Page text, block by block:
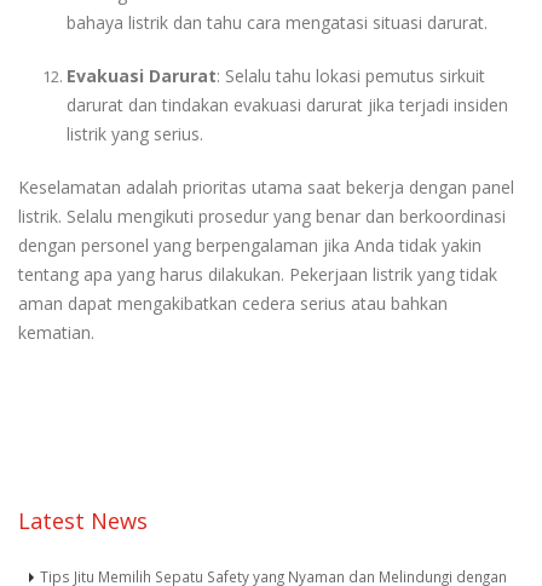
bahaya listrik dan tahu cara mengatasi situasi darurat.
Evakuasi Darurat: Selalu tahu lokasi pemutus sirkuit
darurat dan tindakan evakuasi darurat jika terjadi insiden
listrik yang serius.
Keselamatan adalah prioritas utama saat bekerja dengan panel
listrik. Selalu mengikuti prosedur yang benar dan berkoordinasi
dengan personel yang berpengalaman jika Anda tidak yakin
tentang apa yang harus dilakukan. Pekerjaan listrik yang tidak
aman dapat mengakibatkan cedera serius atau bahkan
kematian.
Latest News
Tips Jitu Memilih Sepatu Safety yang Nyaman dan Melindungi dengan